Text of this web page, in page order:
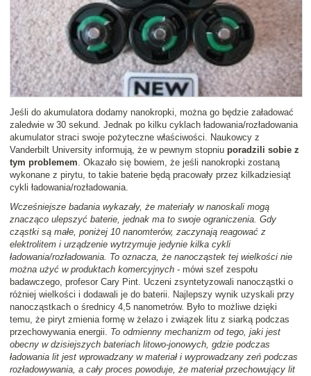
Jeśli do akumulatora dodamy nanokropki, można go będzie załadować
zaledwie w 30 sekund. Jednak po kilku cyklach ładowania/rozładowania
akumulator straci swoje pożyteczne właściwości. Naukowcy z
Vanderbilt University informują, że w pewnym stopniu poradzili sobie z
tym problemem. Okazało się bowiem, że jeśli nanokropki zostaną
wykonane z pirytu, to takie baterie będą pracowały przez kilkadziesiąt
cykli ładowania/rozładowania.
Wcześniejsze badania wykazały, że materiały w nanoskali mogą
znacząco ulepszyć baterie, jednak ma to swoje ograniczenia. Gdy
cząstki są małe, poniżej 10 nanomterów, zaczynają reagować z
elektrolitem i urządzenie wytrzymuje jedynie kilka cykli
ładowania/rozładowania. To oznacza, że nanocząstek tej wielkości nie
można użyć w produktach komercyjnych - mówi szef zespołu
badawczego, profesor Cary Pint. Uczeni zsyntetyzowali nanocząstki o
różniej wielkości i dodawali je do baterii. Najlepszy wynik uzyskali przy
nanocząstkach o średnicy 4,5 nanometrów. Było to możliwe dzięki
temu, że piryt zmienia formę w żelazo i związek litu z siarką podczas
przechowywania energii. To odmienny mechanizm od tego, jaki jest
obecny w dzisiejszych bateriach litowo-jonowych, gdzie podczas
ładowania lit jest wprowadzany w materiał i wyprowadzany zeń podczas
rozładowywania, a cały proces powoduje, że materiał przechowujący lit